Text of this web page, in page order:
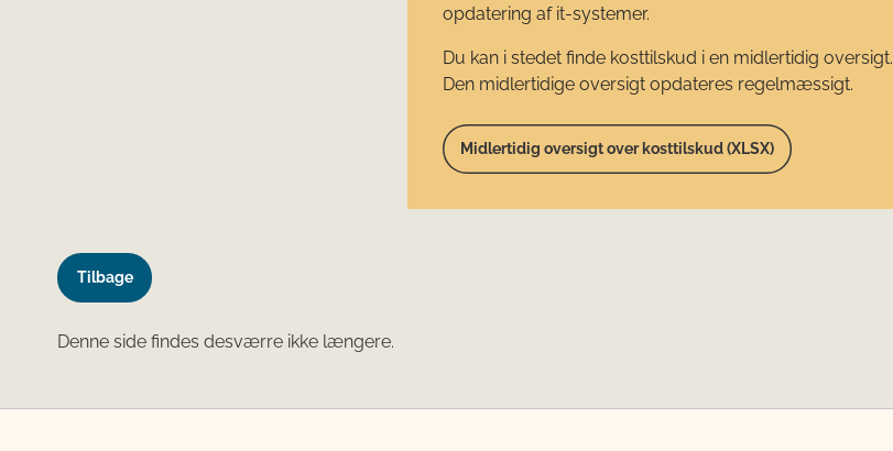
opdatering af it-systemer.
Du kan i stedet finde kosttilskud i en midlertidig oversigt.
Den midlertidige oversigt opdateres regelmæssigt.
Midlertidig oversigt over kosttilskud (XLSX)
Tilbage
Denne side findes desværre ikke længere.